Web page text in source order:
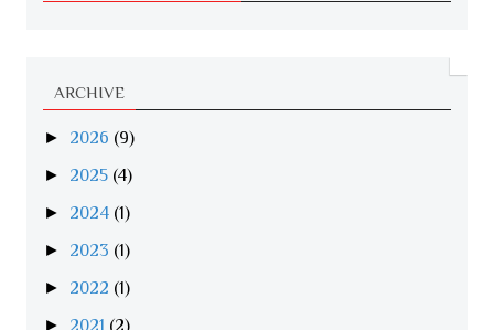
ARCHIVE
► 2026 (9)
► 2025 (4)
► 2024 (1)
► 2023 (1)
► 2022 (1)
► 2021 (2)